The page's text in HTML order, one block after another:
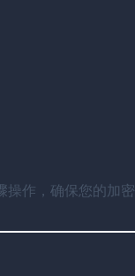
操作，确保您的加密